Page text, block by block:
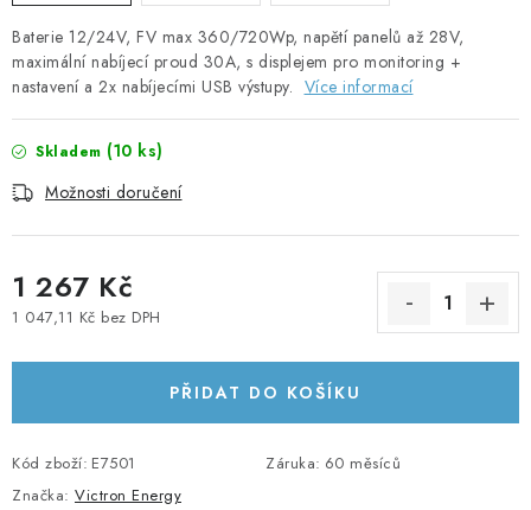
JAK VYBRAT SOLÁRNÍ SYSTÉM
MĚNIČE NAPĚTÍ
OVLÁDÁNÍ A MONITORING
JIŠTĚNÍ DC
POWERBANKY
MONTÁŽNÍ MATERIÁL
Baterie 12/24V, FV max 360/720Wp, napětí panelů až 28V,
maximální nabíjecí proud 30A, s displejem pro monitoring +
nastavení a 2x nabíjecími USB výstupy. Více informací
Skladem (10 ks)
Možnosti doručení
1 267 Kč
1 047,11 Kč bez DPH
PŘIDAT DO KOŠÍKU
Kód zboží: E7501 Záruka: 60 měsíců
Značka: Victron Energy